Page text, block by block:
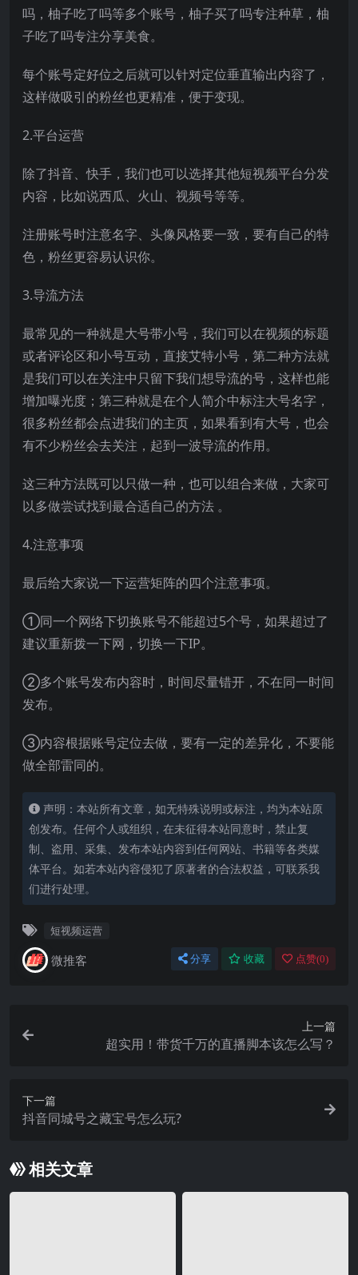
吗，柚子吃了吗等多个账号，柚子买了吗专注种草，柚
子吃了吗专注分享美食。
每个账号定好位之后就可以针对定位垂直输出内容了，
这样做吸引的粉丝也更精准，便于变现。
2.平台运营
除了抖音、快手，我们也可以选择其他短视频平台分发
内容，比如说西瓜、火山、视频号等等。
注册账号时注意名字、头像风格要一致，要有自己的特
色，粉丝更容易认识你。
3.导流方法
最常见的一种就是大号带小号，我们可以在视频的标题
或者评论区和小号互动，直接艾特小号，第二种方法就
是我们可以在关注中只留下我们想导流的号，这样也能
增加曝光度；第三种就是在个人简介中标注大号名字，
很多粉丝都会点进我们的主页，如果看到有大号，也会
有不少粉丝会去关注，起到一波导流的作用。
这三种方法既可以只做一种，也可以组合来做，大家可
以多做尝试找到最合适自己的方法 。
4.注意事项
最后给大家说一下运营矩阵的四个注意事项。
①同一个网络下切换账号不能超过5个号，如果超过了
建议重新拨一下网，切换一下IP。
②多个账号发布内容时，时间尽量错开，不在同一时间
发布。
③内容根据账号定位去做，要有一定的差异化，不要能
做全部雷同的。
声明：本站所有文章，如无特殊说明或标注，均为本站原
创发布。任何个人或组织，在未征得本站同意时，禁止复
制、盗用、采集、发布本站内容到任何网站、书籍等各类媒
体平台。如若本站内容侵犯了原著者的合法权益，可联系我
们进行处理。
短视频运营
微推客 分享 收藏 点赞(0)
上一篇
超实用！带货千万的直播脚本该怎么写？
下一篇
抖音同城号之藏宝号怎么玩?
相关文章